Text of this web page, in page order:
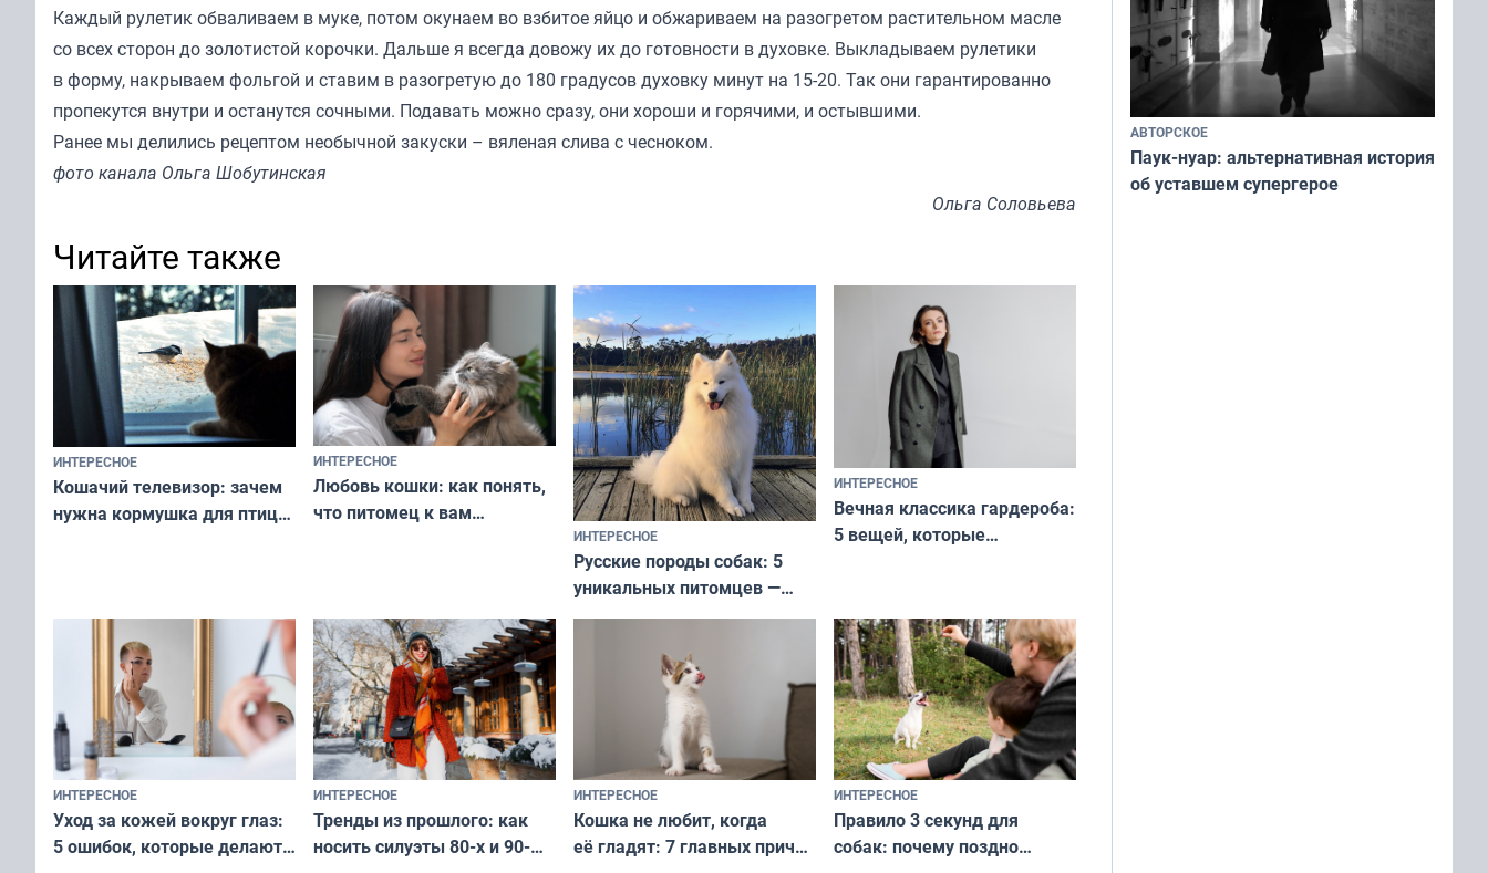
Каждый рулетик обваливаем в муке, потом окунаем во взбитое яйцо и обжариваем на разогретом растительном масле
со всех сторон до золотистой корочки. Дальше я всегда довожу их до готовности в духовке. Выкладываем рулетики
в форму, накрываем фольгой и ставим в разогретую до 180 градусов духовку минут на 15-20. Так они гарантированно
пропекутся внутри и останутся сочными. Подавать можно сразу, они хороши и горячими, и остывшими.
Ранее мы делились рецептом необычной закуски – вяленая слива с чесноком.
фото канала Ольга Шобутинская
Ольга Соловьева
Читайте также
ИНТЕРЕСНОЕ
Кошачий телевизор: зачем
нужна кормушка для птиц
ИНТЕРЕСНОЕ
Любовь кошки: как понять,
что питомец к вам
ИНТЕРЕСНОЕ
Русские породы собак: 5
уникальных питомцев —
национальные сокровища
и характером
ИНТЕРЕСНОЕ
Вечная классика гардероба:
5 вещей, которые
и актуально в любой сезон
ИНТЕРЕСНОЕ
Уход за кожей вокруг глаз:
5 ошибок, которые делают
ИНТЕРЕСНОЕ
Тренды из прошлого: как
носить силуэты 80-х и 90-
ИНТЕРЕСНОЕ
Кошка не любит, когда
её гладят: 7 главных причин
ИНТЕРЕСНОЕ
Правило 3 секунд для
собак: почему поздно
АВТОРСКОЕ
Паук-нуар: альтернативная история
об уставшем супергерое